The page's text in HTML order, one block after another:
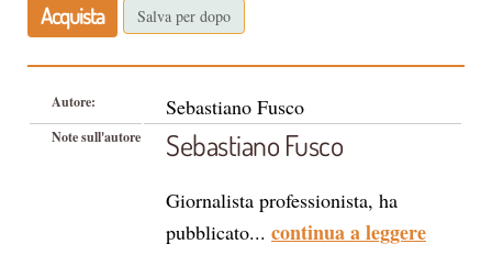
Acquista Salva per dopo
Autore: Sebastiano Fusco
Note sull'autore Sebastiano Fusco
Giornalista professionista, ha
pubblicato... continua a leggere